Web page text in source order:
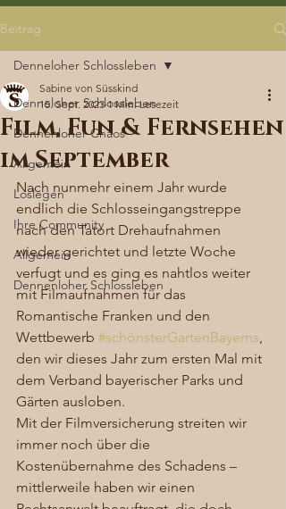
Beitrag
Denneloher Schlossleben
Dennenloher Chaos
Allgemein
Loslegen
Ihre Community
Allgemein
Dennenloher Schlossleben
Denneloher Schlossleben
Film, Fun & Fernsehen
im September
Sabine von Süsskind
15. Sept. 2023 1 Min. Lesezeit
Nach nunmehr einem Jahr wurde
endlich die Schlosseingangstreppe
nach den Tatort Drehaufnahmen
wieder gerichtet und letzte Woche
verfugt und es ging es nahtlos weiter
mit Filmaufnahmen für das
Romantische Franken und den
Wettbewerb #schönsterGartenBayerns,
den wir dieses Jahr zum ersten Mal mit
dem Verband bayerischer Parks und
Gärten ausloben.
Mit der Filmversicherung streiten wir
immer noch über die
Kostenübernahme des Schadens –
mittlerweile haben wir einen